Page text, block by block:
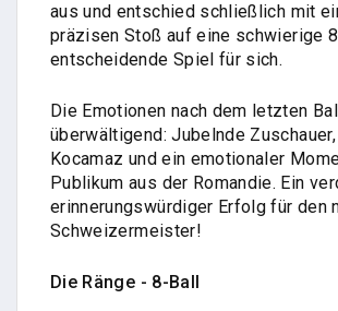
aus und entschied schließlich mit
präzisen Stoß auf eine schwierige
entscheidende Spiel für sich.
Die Emotionen nach dem letzten
überwältigend: Jubelnde
Kocamaz und ein emotionaler
Publikum aus der Romandie. Ein
erinnerungswürdiger Erfolg für den
Schweizermeister!
Die Ränge - 8-Ball